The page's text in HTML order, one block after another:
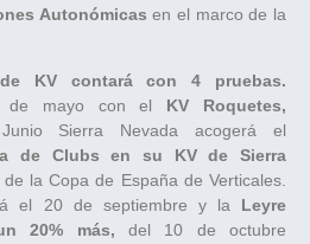
Autonómicas en el marco de la
KV contará con 4 pruebas.
de mayo con el KV Roquetes,
Sierra Nevada acogerá el
de Clubs en su KV de Sierra
de la Copa de España de Verticales.
el 20 de septiembre y la Leyre
20% más, del 10 de octubre